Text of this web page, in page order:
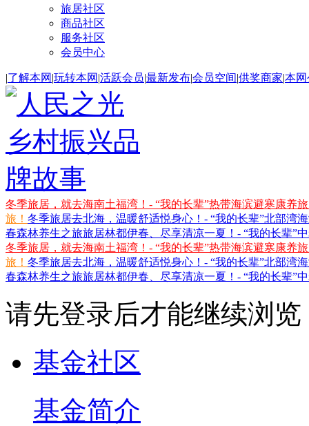
旅居社区
商品社区
服务社区
会员中心
|了解本网 |玩转本网 |活跃会员|最新发布|会员空间|供奖商家|本
冬季旅居，就去海南土福湾！- “我的长辈”热带海滨避寒康养
旅！ 冬季旅居去北海，温暖舒适悦身心！- “我的长辈”北部湾
春森林养生之旅旅居林都伊春、尽享清凉一夏！- “我的长辈”
冬季旅居，就去海南土福湾！- “我的长辈”热带海滨避寒康养
旅！ 冬季旅居去北海，温暖舒适悦身心！- “我的长辈”北部湾
春森林养生之旅旅居林都伊春、尽享清凉一夏！- “我的长辈”
请先登录后才能继续浏览
基金社区
基金简介